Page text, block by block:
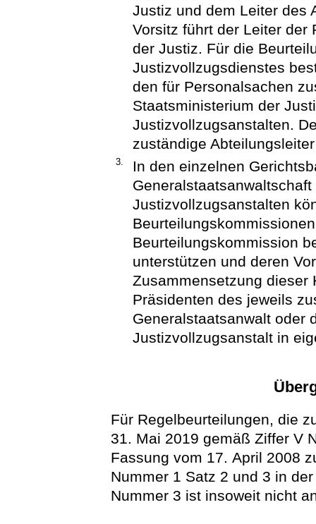
Justiz und dem Leiter des
Vorsitz führt der Leiter der
der Justiz. Für die
Justizvollzugsdienstes
den für Personalsachen
Staatsministerium der
Justizvollzugsanstalten.
zuständige
3.
In den einzelnen
Justizvollzugsanstalten
Beurteilungskommission
unterstützen und deren
Zusammensetzung dieser
Präsidenten des jeweils
Generalstaatsanwalt oder
Justizvollzugsanstalt in
Für Regelbeurteilungen, die
31. Mai 2019 gemäß Ziffer V
Fassung vom 17. April 2008
Nummer 1 Satz 2 und 3 in
Nummer 3 ist insoweit nicht